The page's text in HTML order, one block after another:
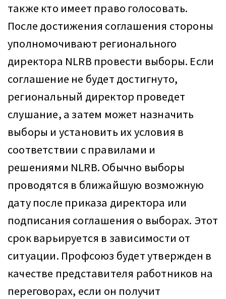
также кто имеет право голосовать.
После достижения соглашения стороны
уполномочивают регионального
директора NLRB провести выборы. Если
соглашение не будет достигнуто,
региональный директор проведет
слушание, а затем может назначить
выборы и установить их условия в
соответствии с правилами и
решениями NLRB. Обычно выборы
проводятся в ближайшую возможную
дату после приказа директора или
подписания соглашения о выборах. Этот
срок варьируется в зависимости от
ситуации. Профсоюз будет утвержден в
качестве представителя работников на
переговорах, если он получит